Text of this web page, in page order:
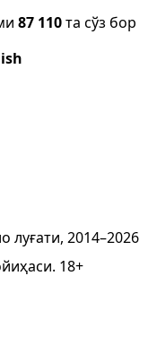
87 110та сўз бор
2014–2026
18+